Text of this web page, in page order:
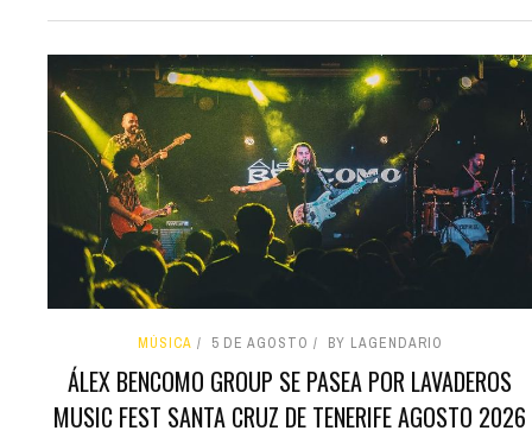
MÚSICA 5 DE AGOSTO BY LAGENDARIO
ÁLEX BENCOMO GROUP SE PASEA POR LAVADEROS
MUSIC FEST SANTA CRUZ DE TENERIFE AGOSTO 2026